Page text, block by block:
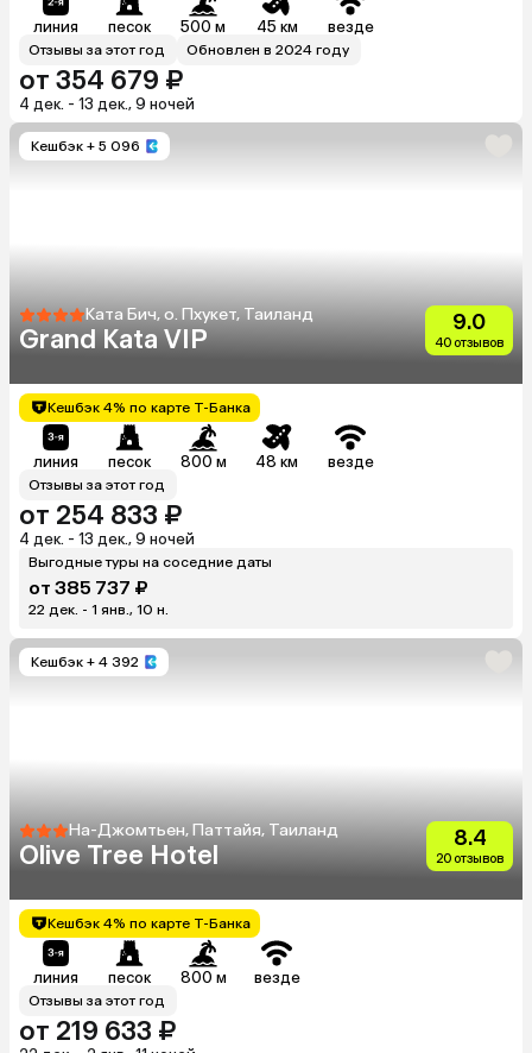
линия песок 500 м 45 км везде
Отзывы за этот год Обновлен в 2024 году
от 354 679 ₽
4 дек. - 13 дек., 9 ночей
Кешбэк + 5 096
Ката Бич, о. Пхукет, Таиланд
Grand Kata VIP
9.0
40 отзывов
Кешбэк 4% по карте Т-Банка
линия песок 800 м 48 км везде
Отзывы за этот год
от 254 833 ₽
4 дек. - 13 дек., 9 ночей
Выгодные туры на соседние даты
от 385 737 ₽
22 дек. - 1 янв., 10 н.
Кешбэк + 4 392
На-Джомтьен, Паттайя, Таиланд
Olive Tree Hotel
8.4
20 отзывов
Кешбэк 4% по карте Т-Банка
линия песок 800 м везде
Отзывы за этот год
от 219 633 ₽